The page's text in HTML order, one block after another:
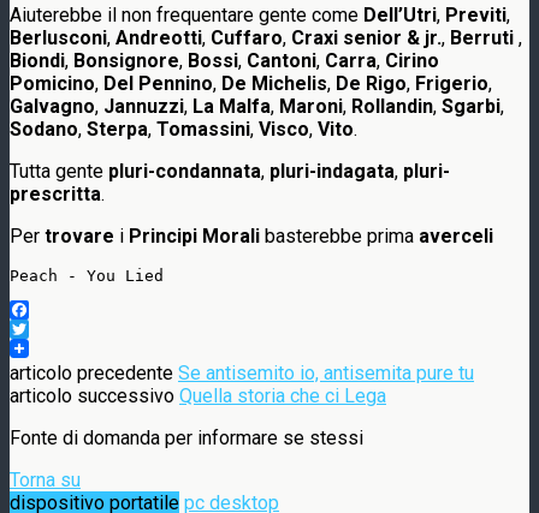
Aiuterebbe il non frequentare gente come Dell’Utri, Previti,
Berlusconi, Andreotti, Cuffaro, Craxi senior & jr., Berruti ,
Biondi, Bonsignore, Bossi, Cantoni, Carra, Cirino
Pomicino, Del Pennino, De Michelis, De Rigo, Frigerio,
Galvagno, Jannuzzi, La Malfa, Maroni, Rollandin, Sgarbi,
Sodano, Sterpa, Tomassini, Visco, Vito.
Tutta gente pluri-condannata, pluri-indagata, pluri-
prescritta.
Per trovare i Principi Morali basterebbe prima averceli
Peach - You Lied
Facebook
Twitter
articolo precedente Se antisemito io, antisemita pure tu
articolo successivo Quella storia che ci Lega
Fonte di domanda per informare se stessi
Torna su
dispositivo portatile pc desktop